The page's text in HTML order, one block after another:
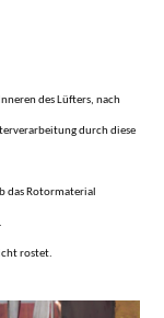
des Lüfters, nach
durch diese
das Rotormaterial
rostet.